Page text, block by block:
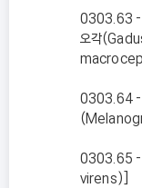
0303.63 -
오각
0303.64 -
0303.65 -
virens)]